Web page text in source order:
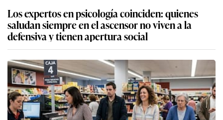
Los expertos en psicología coinciden: quienes
saludan siempre en el ascensor no viven a la
defensiva y tienen apertura social